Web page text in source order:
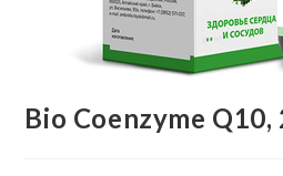
Bio Coenzyme Q10,